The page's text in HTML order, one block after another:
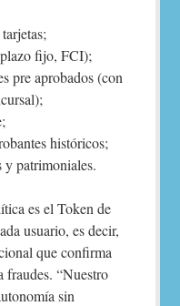
fijo, FCI);
pre aprobados (con
históricos;
y patrimoniales.
es el Token de
usuario, es decir,
que confirma
fraudes. “Nuestro
sin